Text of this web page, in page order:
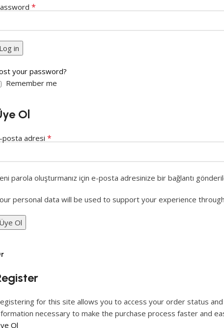
*
in
your password?
Remember me
Ol
posta adresi *
parola oluşturmanız için e-posta adresinize bir bağlantı
personal data will be used to support your experience
Ol
for this site allows you to access your order status
necessary to make the purchase process faster and
Ol